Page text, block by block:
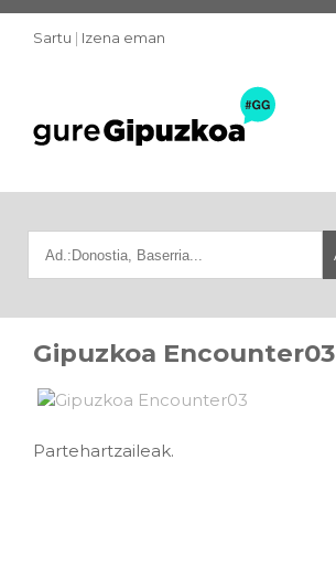
Sartu | Izena eman
Gipuzkoa Encounter03
Partehartzaileak.